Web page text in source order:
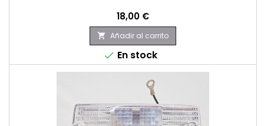
Precio
18,00 €
 Añadir al carrito
 En stock